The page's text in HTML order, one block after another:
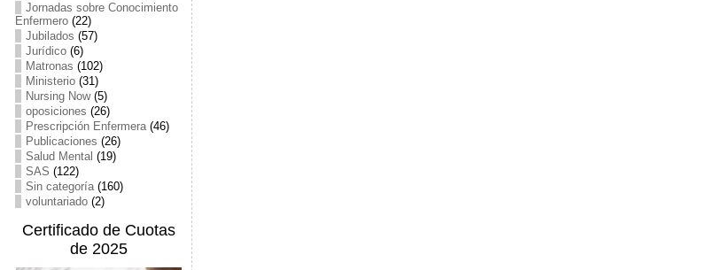
Jornadas sobre Conocimiento
Enfermero(22)
Jubilados (57)
Jurídico(6)
Matronas (102)
Ministerio(31)
Nursing Now(5)
oposiciones (26)
Prescripción Enfermera(46)
Publicaciones (26)
Salud Mental (19)
SAS (122)
Sin categoría(160)
voluntariado(2)
Certificado de Cuotas
de 2025